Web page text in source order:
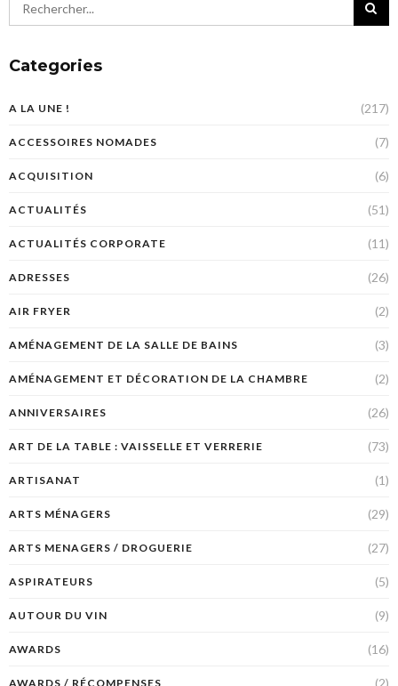
Categories
A LA UNE ! (217)
ACCESSOIRES NOMADES (7)
ACQUISITION (6)
ACTUALITÉS (51)
ACTUALITÉS CORPORATE (11)
ADRESSES (26)
AIR FRYER (2)
AMÉNAGEMENT DE LA SALLE DE BAINS (3)
AMÉNAGEMENT ET DÉCORATION DE LA CHAMBRE (2)
ANNIVERSAIRES (26)
ART DE LA TABLE : VAISSELLE ET VERRERIE (73)
ARTISANAT (1)
ARTS MÉNAGERS (29)
ARTS MENAGERS / DROGUERIE (27)
ASPIRATEURS (5)
AUTOUR DU VIN (9)
AWARDS (16)
AWARDS / RÉCOMPENSES